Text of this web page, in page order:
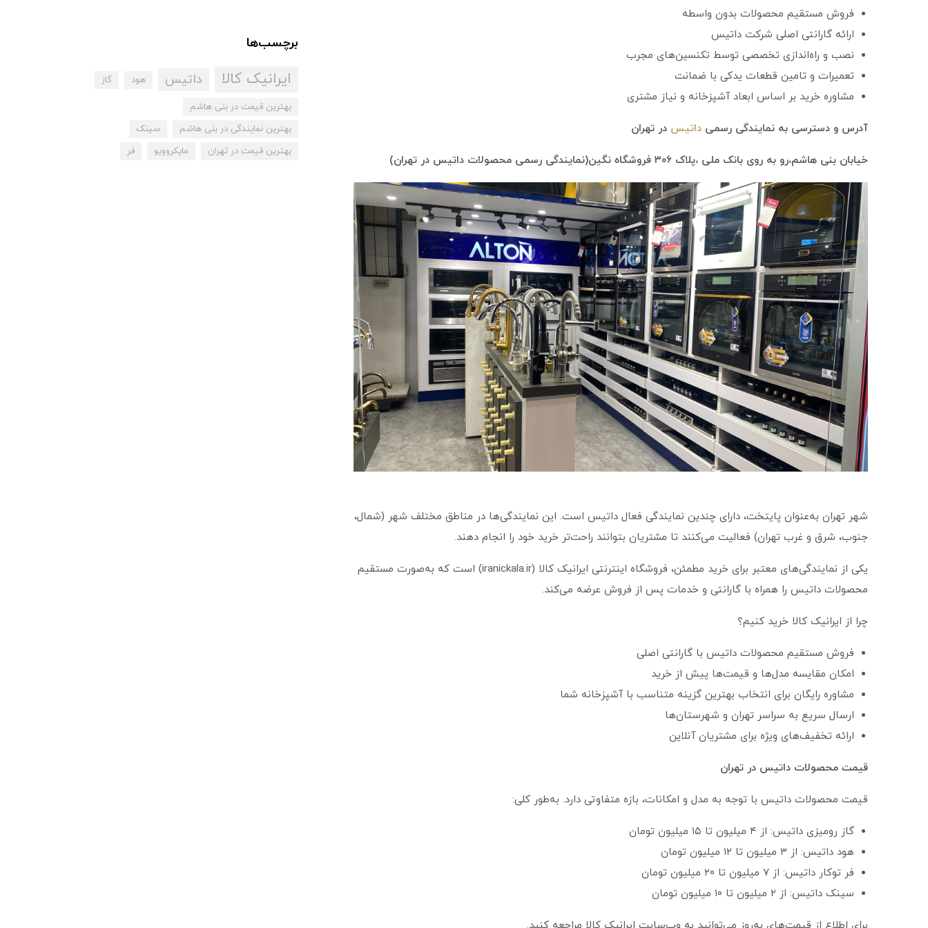
فروش مستقیم محصولات بدون واسطه
ارائه گارانتی اصلی شرکت داتیس
نصب و راه‌اندازی تخصصی توسط تکنسین‌های مجرب
تعمیرات و تامین قطعات یدکی با ضمانت
مشاوره خرید بر اساس ابعاد آشپزخانه و نیاز مشتری
آدرس و دسترسی به نمایندگی رسمی داتیس در تهران
خیابان بنی هاشم‌،رو به روی بانک ملی ،پلاک ۳۰۶ فروشگاه نگین(نمایندگی رسمی محصولات داتیس در تهران)
شهر تهران به‌عنوان پایتخت، دارای چندین نمایندگی فعال داتیس است. این نمایندگی‌ها در مناطق مختلف شهر (شمال،
جنوب، شرق و غرب تهران) فعالیت می‌کنند تا مشتریان بتوانند راحت‌تر خرید خود را انجام دهند.
یکی از نمایندگی‌های معتبر برای خرید مطمئن، فروشگاه اینترنتی ایرانیک کالا (iranickala.ir) است که به‌صورت مستقیم
محصولات داتیس را همراه با گارانتی و خدمات پس از فروش عرضه می‌کند.
چرا از ایرانیک کالا خرید کنیم؟
فروش مستقیم محصولات داتیس با گارانتی اصلی
امکان مقایسه مدل‌ها و قیمت‌ها پیش از خرید
مشاوره رایگان برای انتخاب بهترین گزینه متناسب با آشپزخانه شما
ارسال سریع به سراسر تهران و شهرستان‌ها
ارائه تخفیف‌های ویژه برای مشتریان آنلاین
قیمت محصولات داتیس در تهران
قیمت محصولات داتیس با توجه به مدل و امکانات، بازه متفاوتی دارد. به‌طور کلی:
گاز رومیزی داتیس: از ۴ میلیون تا ۱۵ میلیون تومان
هود داتیس: از ۳ میلیون تا ۱۲ میلیون تومان
فر توکار داتیس: از ۷ میلیون تا ۲۰ میلیون تومان
سینک داتیس: از ۲ میلیون تا ۱۰ میلیون تومان
برچسب‌ها
ایرانیک کالا داتیس هود گاز
بهترین قیمت در بنی هاشم
بهترین نمایندگی در بنی هاشم
سینک
بهترین قیمت در تهران
مایکروویو فر